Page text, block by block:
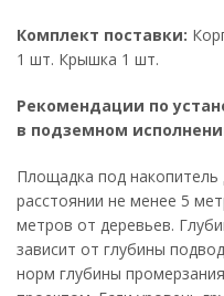
Комплект поставки:
1 шт. Крышка 1 шт.
Рекомендации по
в подземном
Площадка под накопитель
расстоянии не менее 5
метров от деревьев.
зависит от глубины
норм глубины